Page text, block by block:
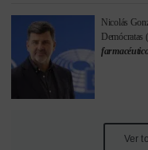
Nicolás
Ver